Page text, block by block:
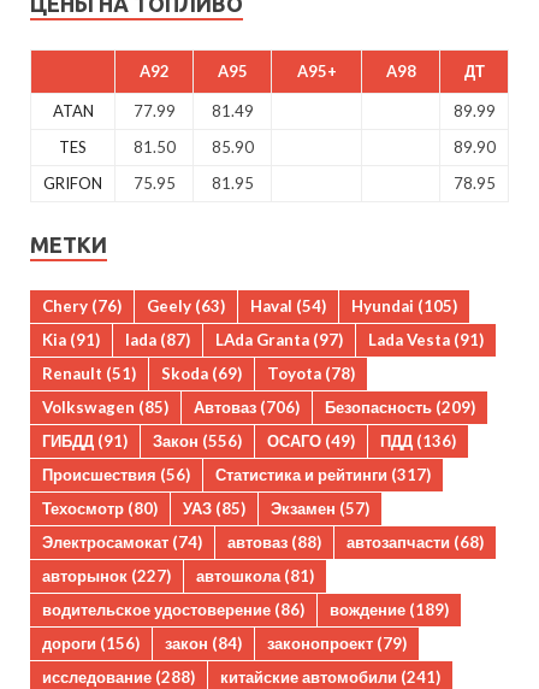
A92 A95 A95+ A98 ДТ
ATAN 77.99 81.49
89.99
TES
81.50 85.90
89.90
GRIFON
75.95 81.95 78.95
МЕТКИ
Chery (76) Geely (63) Haval (54) Hyundai (105)
Kia (91) lada (87) LAda Granta (97) Lada Vesta (91)
Renault (51) Skoda (69) Toyota (78)
Volkswagen (85) Автоваз (706) Безопасность (209)
ГИБДД (91) Закон (556) ОСАГО (49) ПДД (136)
Происшествия (56) Статистика и рейтинги (317)
Техосмотр (80) УАЗ (85) Экзамен (57)
Электросамокат (74) автоваз (88) автозапчасти (68)
авторынок (227) автошкола(81)
водительское удостоверение (86) вождение (189)
дороги (156) закон (84) законопроект (79)
исследование (288) китайские автомобили (241)